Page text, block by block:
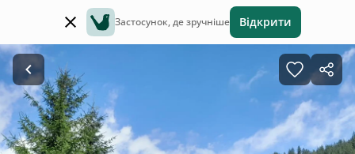
Застосунок, де зручніше Відкрити